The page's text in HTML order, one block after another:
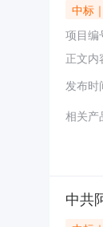
中标
项目编
正文内
发布时
相关产
中共